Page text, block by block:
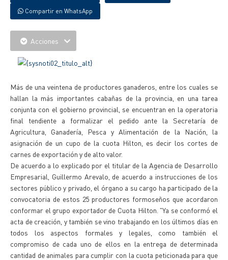
Compartir en WhatsApp
Acciones
Más de una veintena de productores ganaderos, entre los cuales se
hallan la más importantes cabañas de la provincia, en una tarea
conjunta con el gobierno provincial, se encuentran en la operatoria
final tendiente a formalizar el pedido ante la Secretaría de
Agricultura, Ganadería, Pesca y Alimentación de la Nación, la
asignación de un cupo de la cuota Hilton, es decir los cortes de
carnes de exportación y de alto valor.
De acuerdo a lo explicado por el titular de la Agencia de Desarrollo
Empresarial, Guillermo Arevalo, de acuerdo a instrucciones de los
sectores público y privado, el órgano a su cargo ha participado de la
convocatoria de estos 25 productores formoseños que acordaron
conformar el grupo exportador de Cuota Hilton. "Ya se conformó el
acta de creación, y también se vino trabajando en los últimos días en
todos los aspectos formales y legales, como también el
compromiso de cada uno de ellos en la entrega de determinada
cantidad de animales para cumplir con la cuota peticionada para que